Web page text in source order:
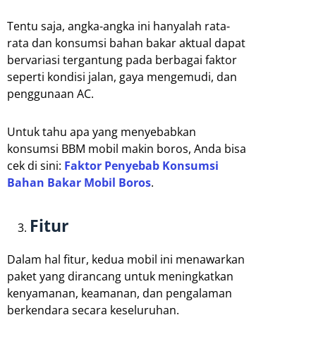
Tentu saja, angka-angka ini hanyalah rata-
rata dan konsumsi bahan bakar aktual dapat
bervariasi tergantung pada berbagai faktor
seperti kondisi jalan, gaya mengemudi, dan
penggunaan AC.
Untuk tahu apa yang menyebabkan
konsumsi BBM mobil makin boros, Anda bisa
cek di sini: Faktor Penyebab Konsumsi
Bahan Bakar Mobil Boros.
Fitur
Dalam hal fitur, kedua mobil ini menawarkan
paket yang dirancang untuk meningkatkan
kenyamanan, keamanan, dan pengalaman
berkendara secara keseluruhan.